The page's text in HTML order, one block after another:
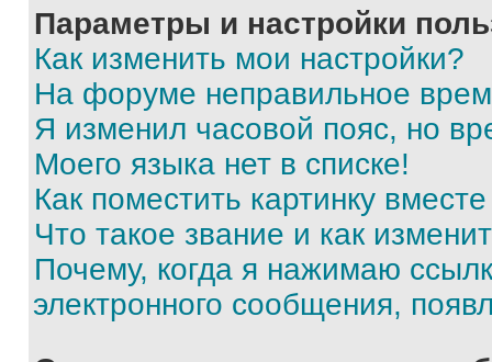
Параметры и настройки
Как изменить мои настройки?
На форуме неправильное
Я изменил часовой пояс, но
Моего языка нет в списке!
Как поместить картинку
Что такое звание и как
Почему, когда я нажимаю
электронного сообщения,